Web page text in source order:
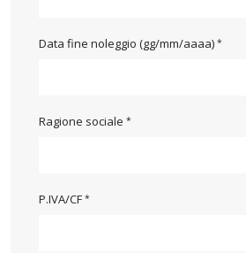
Data fine noleggio (gg/mm/aaaa)
Ragione sociale
P.IVA/CF